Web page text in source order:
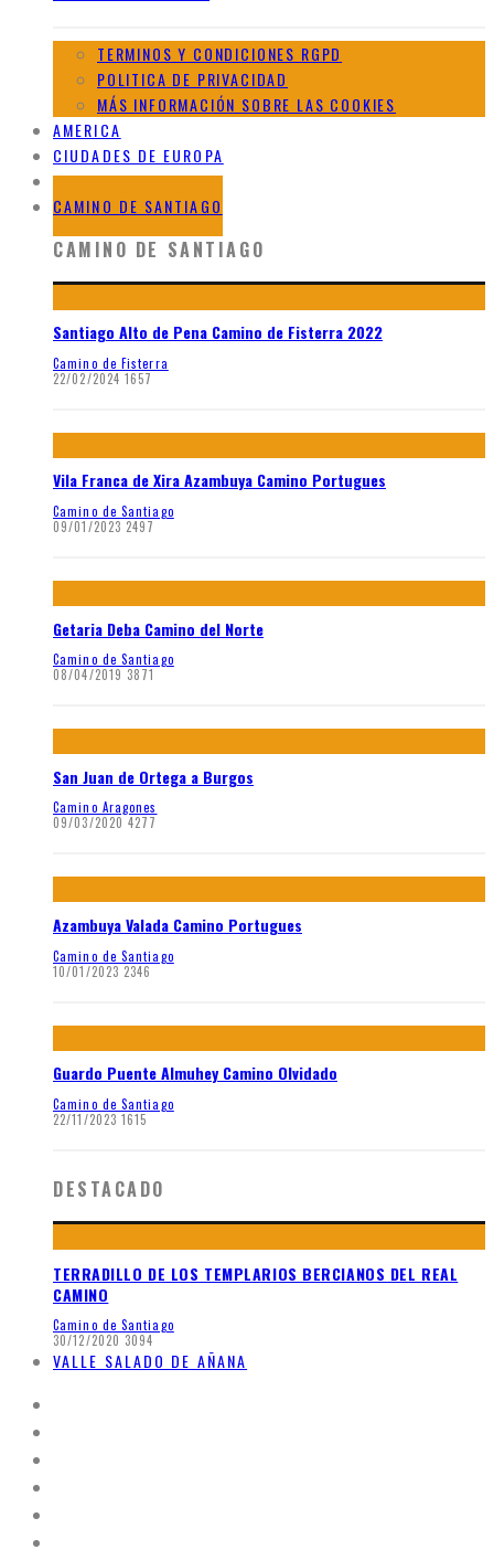
TERMINOS Y CONDICIONES RGPD
POLITICA DE PRIVACIDAD
MÁS INFORMACIÓN SOBRE LAS COOKIES
AMERICA
CIUDADES DE EUROPA
GALERIAS DE AFRICA
CAMINO DE SANTIAGO
CAMINO DE SANTIAGO
Santiago Alto de Pena Camino de Fisterra 2022
Camino de Fisterra
22/02/2024 1657
Vila Franca de Xira Azambuya Camino Portugues
Camino de Santiago
09/01/2023 2497
Getaria Deba Camino del Norte
Camino de Santiago
08/04/2019 3871
San Juan de Ortega a Burgos
Camino Aragones
09/03/2020 4277
Azambuya Valada Camino Portugues
Camino de Santiago
10/01/2023 2346
Guardo Puente Almuhey Camino Olvidado
Camino de Santiago
22/11/2023 1615
DESTACADO
TERRADILLO DE LOS TEMPLARIOS BERCIANOS DEL REAL
CAMINO
Camino de Santiago
30/12/2020 3094
VALLE SALADO DE AÑANA